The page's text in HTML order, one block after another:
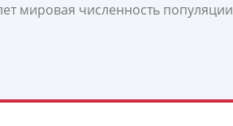
мировая численность популяции